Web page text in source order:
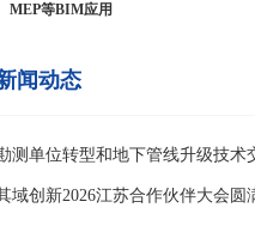
MEP等BIM应用
闻动态
测单位转型和地下管线升级技术
域创新2026江苏合作伙伴大会圆